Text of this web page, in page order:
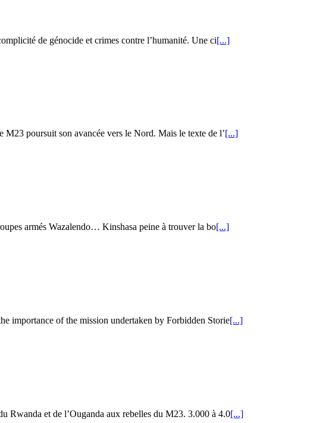
de génocide et crimes contre l’humanité. Une ci[...]
poursuit son avancée vers le Nord. Mais le texte de l’[...]
armés Wazalendo… Kinshasa peine à trouver la bo[...]
importance of the mission undertaken by Forbidden Storie[...]
Rwanda et de l’Ouganda aux rebelles du M23. 3.000 à 4.0[...]